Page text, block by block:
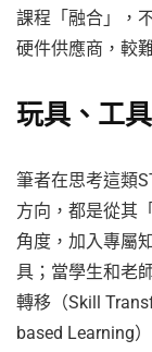
課程「融合」，
硬件供應商，較
玩具、工
筆者在思考這類
方向，都是從其
角度，加入專屬
具；當學生和老
轉移（Skill
based Learning